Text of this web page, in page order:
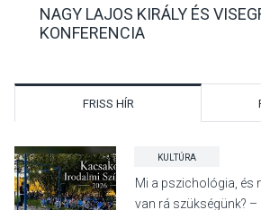
NAGY LAJOS KIRÁLY ÉS
KONFERENCIA
FRISS HÍR
KULTÚRA
Mi a pszichológia, és
van rá szükségünk? –